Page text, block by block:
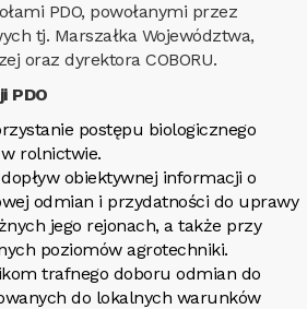
PDO, powołanymi przez
tj. Marszałka Województwa,
oraz dyrektora COBORU.
PDO
postępu biologicznego
rolnictwie.
obiektywnej informacji o
odmian i przydatności do uprawy
jego rejonach, a także przy
poziomów agrotechniki.
trafnego doboru odmian do
do lokalnych warunków